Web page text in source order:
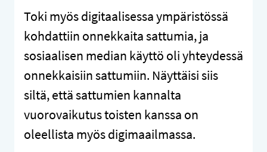
Toki myös digitaalisessa ympäristössä
kohdattiin onnekkaita sattumia, ja
sosiaalisen median käyttö oli yhteydessä
onnekkaisiin sattumiin. Näyttäisi siis
siltä, että sattumien kannalta
vuorovaikutus toisten kanssa on
oleellista myös digimaailmassa.